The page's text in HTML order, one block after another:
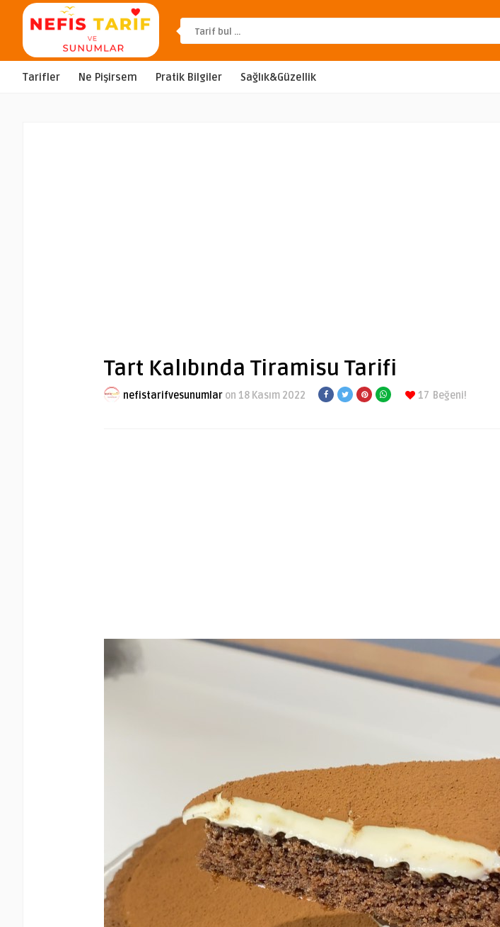
Tarifler Ne Pişirsem Pratik Bilgiler Sağlık&Güzellik
Tart Kalıbında Tiramisu Tarifi
nefistarifvesunumlar on 18 Kasım 2022 17 Beğeni!